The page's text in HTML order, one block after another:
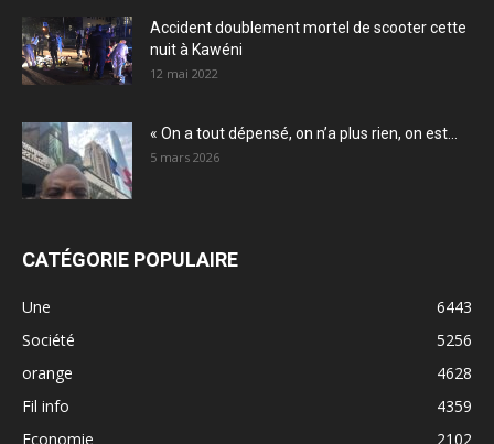
Accident doublement mortel de scooter cette
nuit à Kawéni
12 mai 2022
« On a tout dépensé, on n’a plus rien, on est...
5 mars 2026
CATÉGORIE POPULAIRE
Une
6443
Société
5256
orange
4628
Fil info
4359
Economie
2102